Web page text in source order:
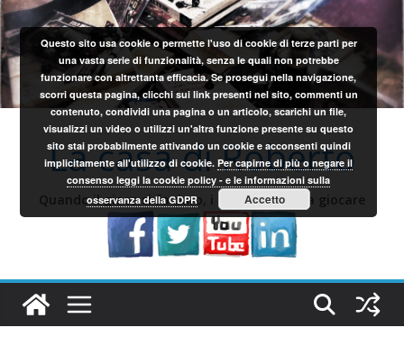
Salta
al
contenuto
La casa di Roberto
Quando il gioco si fa duro, i sardi iniziano a giocare
Questo sito usa cookie o permette l'uso di cookie di terze parti per
una vasta serie di funzionalità, senza le quali non potrebbe
funzionare con altrettanta efficacia. Se prosegui nella navigazione,
scorri questa pagina, clicchi sui link presenti nel sito, commenti un
contenuto, condividi una pagina o un articolo, scarichi un file,
visualizzi un video o utilizzi un'altra funzione presente su questo
sito stai probabilmente attivando un cookie e acconsenti quindi
implicitamente all'utilizzo di cookie.Per capirne di più o negare il
consenso leggi la cookie policy - e le informazioni sulla
osservanza della GDPR
Accetto